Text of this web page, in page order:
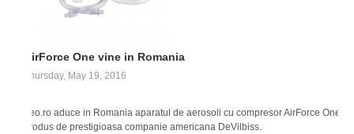
AirForce One vine in Romania
Thursday, May 19, 2016
Feo.ro aduce in Romania aparatul de aerosoli cu compresor AirForce One
produs de prestigioasa companie americana DeVilbiss.